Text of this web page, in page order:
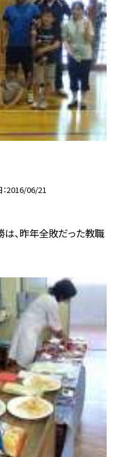
2016/06/21
は、昨年全敗だった教職